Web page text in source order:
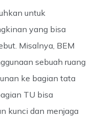
untuk
yang bisa
Misalnya, BEM
sebuah ruang
ke bagian tata
TU bisa
kunci dan menjaga